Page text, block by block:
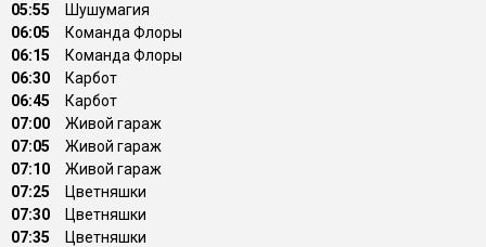
05:55
Шушумагия
06:05
Команда Флоры
06:15
Команда Флоры
06:30
Карбот
06:45
Карбот
07:00
Живой гараж
07:05
Живой гараж
07:10
Живой гараж
07:25
Цветняшки
07:30
Цветняшки
07:35
Цветняшки